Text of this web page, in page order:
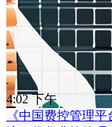
4:02 下午
《中国费控管理